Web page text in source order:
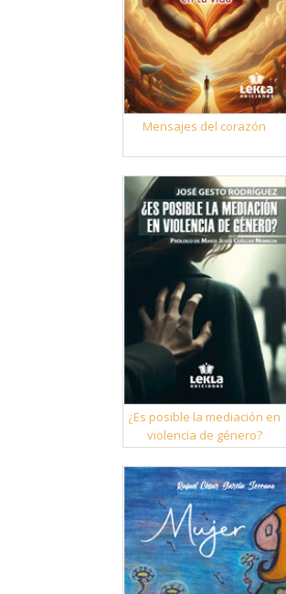
Mensajes del corazón
¿Es posible la mediación en
violencia de género?